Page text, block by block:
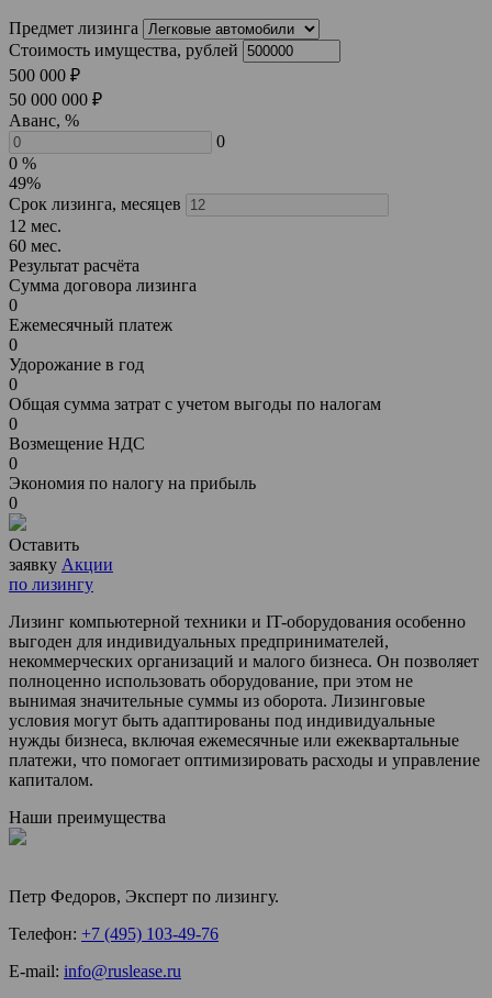
Предмет лизинга
Стоимость имущества, рублей
500 000 ₽
50 000 000 ₽
Аванс, %
0
0 %
49%
Срок лизинга, месяцев
12 мес.
60 мес.
Результат расчёта
Сумма договора лизинга
0
Ежемесячный платеж
0
Удорожание в год
0
Общая сумма затрат с учетом выгоды по налогам
0
Возмещение НДС
0
Экономия по налогу на прибыль
0
Оставить
заявку Акции
по лизингу
Лизинг компьютерной техники и IT-оборудования особенно
выгоден для индивидуальных предпринимателей,
некоммерческих организаций и малого бизнеса. Он позволяет
полноценно использовать оборудование, при этом не
вынимая значительные суммы из оборота. Лизинговые
условия могут быть адаптированы под индивидуальные
нужды бизнеса, включая ежемесячные или ежеквартальные
платежи, что помогает оптимизировать расходы и управление
капиталом.
Наши преимущества
Петр Федоров, Эксперт по лизингу.
Телефон: +7 (495) 103-49-76
Е-mail: info@ruslease.ru